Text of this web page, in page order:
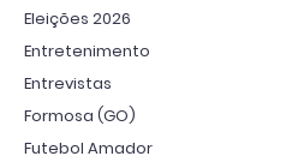
Eleições 2026
Entretenimento
Entrevistas
Formosa (GO)
Futebol Amador